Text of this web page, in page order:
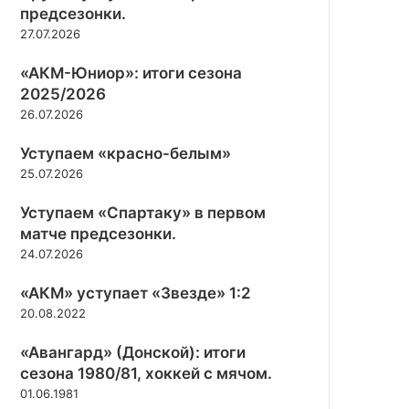
е
с
о
.
и
г
а
л
«
т
р
и
е
»
(
а
г
а
щ
и
м
а
т
а
х
Д
м
и
р
е
ю
п
б
е
д
а
«
р
о
р
в
е
.
.
предсезонки.
27.07.2026
«АКМ-Юниор»: итоги сезона
2025/2026
26.07.2026
Уступаем «красно-белым»
25.07.2026
Уступаем «Спартаку» в первом
матче предсезонки.
24.07.2026
«АКМ» уступает «Звезде» 1:2
20.08.2022
«Авангард» (Донской): итоги
сезона 1980/81, хоккей с мячом.
01.06.1981